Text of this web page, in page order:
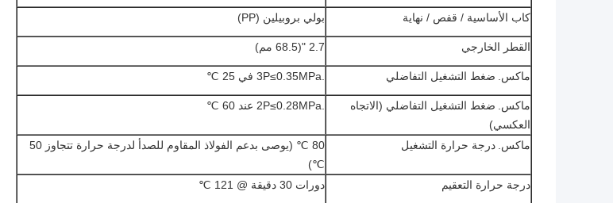
كاب الأساسية / قفص / نهاية بولي بروبيلين (PP)
القطر الخارجي 2.7 "(68.5 مم)
ماكس. ضغط التشغيل التفاضلي .3P≤0.35MPa في 25 ℃
ماكس. ضغط التشغيل التفاضلي (الاتجاه
العكسي)
.2P≤0.28MPa عند 60 ℃
ماكس. درجة حرارة التشغيل
80 ℃ (يوصى بدعم الفولاذ المقاوم للصدأ لدرجة حرارة تتجاوز 50
℃)
درجة حرارة التعقيم
دورات 30 دقيقة @ 121 ℃